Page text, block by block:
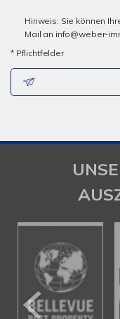
Hinweis: Sie können
Mail an info@weber-
* Pflichtfelder